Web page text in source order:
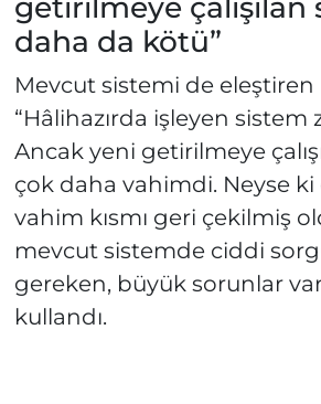
getirilmeye çalışılan
daha da kötü”
Mevcut sistemi de eleştiren
“Hâlihazırda işleyen sistem
Ancak yeni getirilmeye
çok daha vahimdi. Neyse ki
vahim kısmı geri çekilmiş
mevcut sistemde ciddi
gereken, büyük sorunlar
kullandı.